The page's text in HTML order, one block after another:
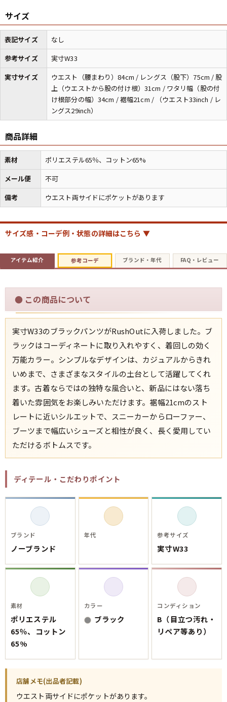
サイズ
表記サイズ
なし
参考サイズ
実寸W33
実寸サイズ
ウエスト（腰まわり）84cm / レングス（股下）75cm / 股
上（ウエストから股の付け根）31cm / ワタリ幅（股の付
け根部分の幅）34cm / 裾幅21cm / （ウエスト33inch / レ
ングス29inch）
商品詳細
素材
ポリエステル65％、コットン65%
メール便
不可
備考
ウエスト両サイドにポケットがあります
サイズ感・コーデ例・状態の詳細はこちら ▼
アイテム紹介 参考コーデ ブランド・年代 FAQ・レビュー
● この商品について
実寸W33のブラックパンツがRushOutに入荷しました。ブ
ラックはコーディネートに取り入れやすく、着回しの効く
万能カラー。シンプルなデザインは、カジュアルからきれ
いめまで、さまざまなスタイルの土台として活躍してくれ
ます。古着ならではの独特な風合いと、新品にはない落ち
着いた雰囲気をお楽しみいただけます。裾幅21cmのスト
レートに近いシルエットで、スニーカーからローファー、
ブーツまで幅広いシューズと相性が良く、長く愛用してい
ただけるボトムスです。
ディテール・こだわりポイント
ブランド
ノーブランド
年代 参考サイズ
実寸W33
素材
ポリエステル
65％、コットン
65%
カラー
ブラック
コンディション
B（目立つ汚れ・
リペア等あり）
店舗メモ(出品者記載)
ウエスト両サイドにポケットがあります。